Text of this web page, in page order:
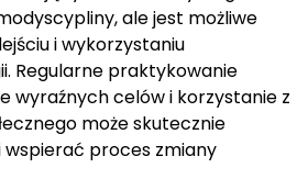
ale jest możliwe
i wykorzystaniu
Regularne praktykowanie
wyraźnych celów i korzystanie z
może skutecznie
proces zmiany